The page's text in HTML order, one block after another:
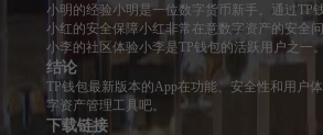
小明的经验小明是一位数字货币新手。通过TP
小红的安全保障小红非常在意数字资产的安全
小李的社区体验小李是TP钱包的活跃用户之一
结论
TP钱包最新版本的App在功能、安全性和用户
字资产管理工具吧。
下载链接